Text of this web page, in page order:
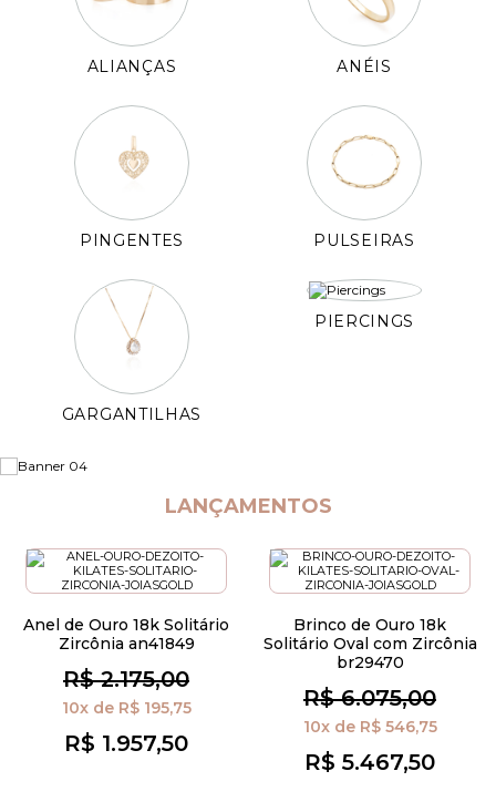
ALIANÇAS ANÉIS
PINGENTES PULSEIRAS
GARGANTILHAS
PIERCINGS
LANÇAMENTOS
Anel de Ouro 18k Solitário
Zircônia an41849
R$ 2.175,00
10xde R$ 195,75
R$ 1.957,50
Brinco de Ouro 18k
Solitário Oval com Zircônia
br29470
R$ 6.075,00
10xde R$ 546,75
R$ 5.467,50